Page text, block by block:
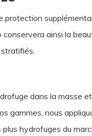
ainsi la
dans la masse
gammes, nous
hydrofuges du